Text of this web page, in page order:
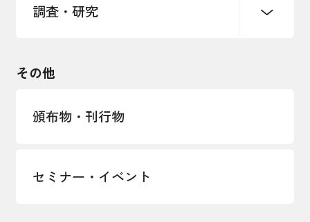
安全保障貿易管理・技術流出防止に関す
経営者保証に関するガイドライン
中小企業経営
国土強靭化・社会基盤整備・震災復興
調査・研究
LOBO調査
その他
頒布物・刊行物
セミナー・イベント